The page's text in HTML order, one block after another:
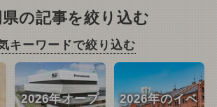
の記事を絞り込む
キーワードで絞り込む
2026年オープ
2026年のイベ